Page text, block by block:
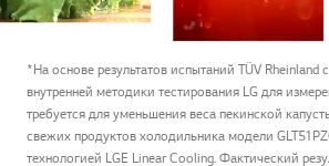
*На основе результатов испытаний TÜV Rheinland
внутренней методики тестирования LG для
требуется для уменьшения веса пекинской
свежих продуктов холодильника модели
технологией LGE Linear Cooling. Фактический